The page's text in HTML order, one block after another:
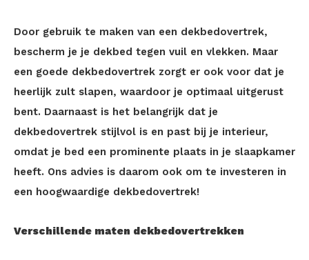
Door gebruik te maken van een dekbedovertrek,
bescherm je je dekbed tegen vuil en vlekken. Maar
een goede dekbedovertrek zorgt er ook voor dat je
heerlijk zult slapen, waardoor je optimaal uitgerust
bent. Daarnaast is het belangrijk dat je
dekbedovertrek stijlvol is en past bij je interieur,
omdat je bed een prominente plaats in je slaapkamer
heeft. Ons advies is daarom ook om te investeren in
een hoogwaardige dekbedovertrek!
Verschillende maten dekbedovertrekken